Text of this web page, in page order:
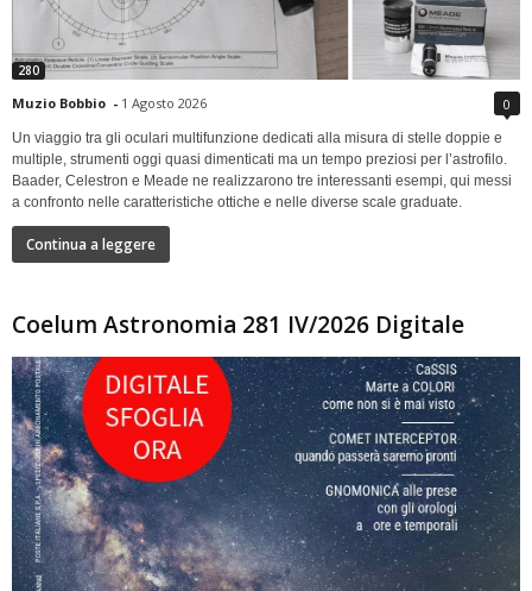
280
Muzio Bobbio - 1 Agosto 2026 0
Un viaggio tra gli oculari multifunzione dedicati alla misura di stelle doppie e
multiple, strumenti oggi quasi dimenticati ma un tempo preziosi per l’astrofilo.
Baader, Celestron e Meade ne realizzarono tre interessanti esempi, qui messi
a confronto nelle caratteristiche ottiche e nelle diverse scale graduate.
Continua a leggere
Coelum Astronomia 281 IV/2026 Digitale